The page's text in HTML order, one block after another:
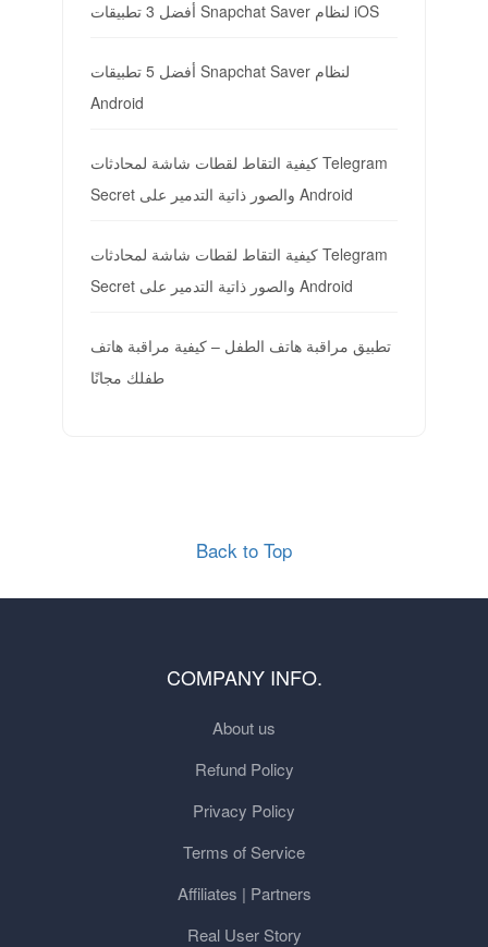
أفضل 3 تطبيقات Snapchat Saver لنظام iOS
أفضل 5 تطبيقات Snapchat Saver لنظام
Android
كيفية التقاط لقطات شاشة لمحادثات Telegram
Secret والصور ذاتية التدمير على Android
كيفية التقاط لقطات شاشة لمحادثات Telegram
Secret والصور ذاتية التدمير على Android
تطبيق مراقبة هاتف الطفل – كيفية مراقبة هاتف
طفلك مجانًا
Back to Top
COMPANY INFO.
About us
Refund Policy
Privacy Policy
Terms of Service
Affiliates | Partners
Real User Story